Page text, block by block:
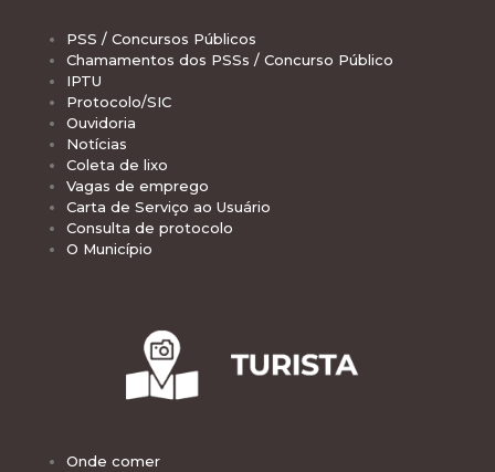
PSS / Concursos Públicos
Chamamentos dos PSSs / Concurso Público
IPTU
Protocolo/SIC
Ouvidoria
Notícias
Coleta de lixo
Vagas de emprego
Carta de Serviço ao Usuário
Consulta de protocolo
O Município
Onde comer